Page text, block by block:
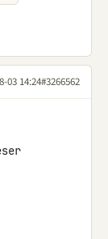
03 14:24#3266562